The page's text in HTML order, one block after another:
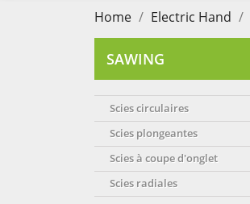
Home Electric Hand
SAWING
Scies circulaires
Scies plongeantes
Scies à coupe d'onglet
Scies radiales